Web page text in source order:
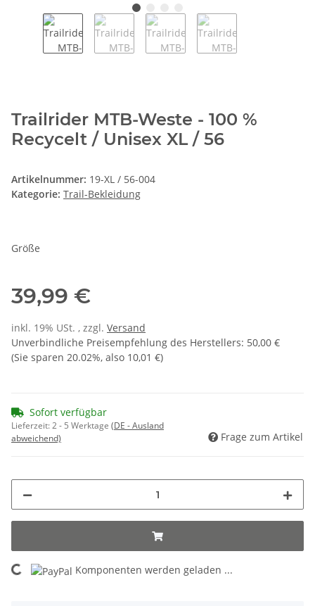
Trailrider MTB-Weste - 100 %
Recycelt / Unisex XL / 56
Artikelnummer: 19-XL / 56-004
Kategorie: Trail-Bekleidung
Größe
39,99 €
inkl. 19% USt. , zzgl. Versand
Unverbindliche Preisempfehlung des Herstellers: 50,00 €
(Sie sparen 20.02%, also 10,01 €)
Sofort verfügbar
Lieferzeit:2 - 5 Werktage (DE - Ausland
abweichend)
Frage zum Artikel
Loading... Komponenten werden geladen ...